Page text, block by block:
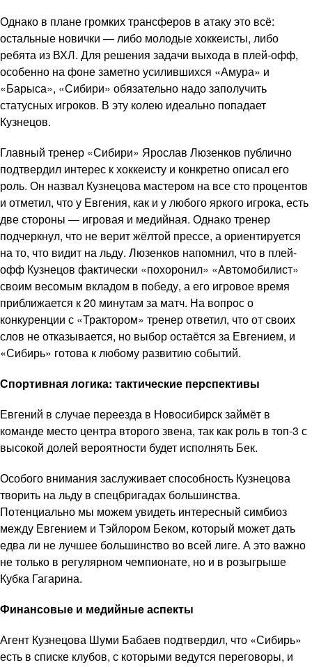
Однако в плане громких трансферов в атаку это всё:
остальные новички — либо молодые хоккеисты, либо
ребята из ВХЛ. Для решения задачи выхода в плей-офф,
особенно на фоне заметно усилившихся «Амура» и
«Барыса», «Сибири» обязательно надо заполучить
статусных игроков. В эту колею идеально попадает
Кузнецов.
Главный тренер «Сибири» Ярослав Люзенков публично
подтвердил интерес к хоккеисту и конкретно описал его
роль. Он назвал Кузнецова мастером на все сто процентов
и отметил, что у Евгения, как и у любого яркого игрока, есть
две стороны — игровая и медийная. Однако тренер
подчеркнул, что не верит жёлтой прессе, а ориентируется
на то, что видит на льду. Люзенков напомнил, что в плей-
офф Кузнецов фактически «похоронил» «Автомобилист»
своим весомым вкладом в победу, а его игровое время
приближается к 20 минутам за матч. На вопрос о
конкуренции с «Трактором» тренер ответил, что от своих
слов не отказывается, но выбор остаётся за Евгением, и
«Сибирь» готова к любому развитию событий.
Спортивная логика: тактические перспективы
Евгений в случае переезда в Новосибирск займёт в
команде место центра второго звена, так как роль в топ-3 с
высокой долей вероятности будет исполнять Бек.
Особого внимания заслуживает способность Кузнецова
творить на льду в спецбригадах большинства.
Потенциально мы можем увидеть интересный симбиоз
между Евгением и Тэйлором Беком, который может дать
едва ли не лучшее большинство во всей лиге. А это важно
не только в регулярном чемпионате, но и в розыгрыше
Кубка Гагарина.
Финансовые и медийные аспекты
Агент Кузнецова Шуми Бабаев подтвердил, что «Сибирь»
есть в списке клубов, с которыми ведутся переговоры, и